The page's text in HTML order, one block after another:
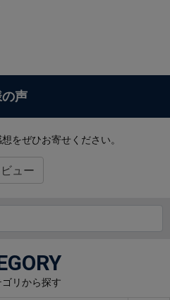
声
をぜひお寄せください。
ュー
リから探す